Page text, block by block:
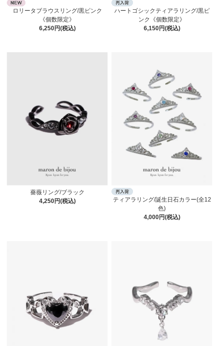
ロリータブラウスリング/黒ピンク
《個数限定》
6,250円(税込)
ハートゴシックティアラリング/黒ピ
ンク《個数限定》
6,150円(税込)
薔薇リング/ブラック
4,250円(税込)
ティアラリング/誕生日石カラー(全12
色)
4,000円(税込)